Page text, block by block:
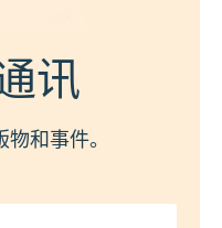
讯
和事件。